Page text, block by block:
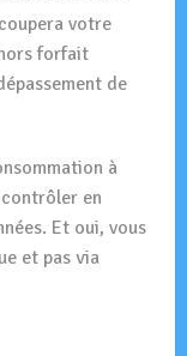
votre
forfait
de
à
en
Et oui, vous
et pas via